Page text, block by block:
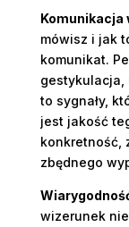
Komunikacja
mówisz i jak
komunikat.
to sygnały,
jest jakość
konkretność,
zbędnego
wizerunek